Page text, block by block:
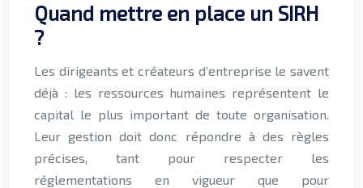
Quand mettre en place un SIRH
?
Les dirigeants et créateurs d’entreprise le savent
déjà : les ressources humaines représentent le
capital le plus important de toute organisation.
Leur gestion doit donc répondre à des règles
précises, tant pour respecter les
réglementations en vigueur que pour